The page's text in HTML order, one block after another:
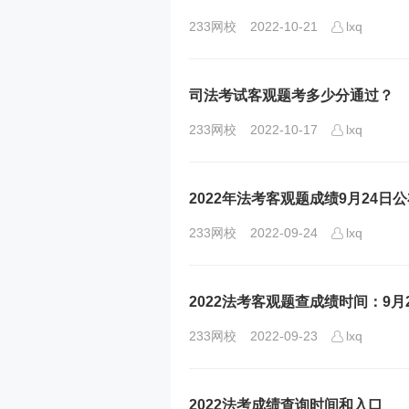
233网校 2022-10-21 lxq
司法考试客观题考多少分通过？
233网校 2022-10-17 lxq
2022年法考客观题成绩9月24日
233网校 2022-09-24 lxq
2022法考客观题查成绩时间：9
233网校 2022-09-23 lxq
2022法考成绩查询时间和入口